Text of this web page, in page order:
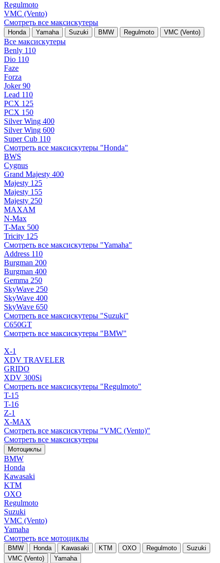
Regulmoto
VMC (Vento)
Смотреть все максискутеры
Honda Yamaha Suzuki BMW Regulmoto VMC (Vento)
Все максискутеры
Benly 110
Dio 110
Faze
Forza
Joker 90
Lead 110
PCX 125
PCX 150
Silver Wing 400
Silver Wing 600
Super Cub 110
Смотреть все максискутеры "Honda"
BWS
Cygnus
Grand Majesty 400
Majesty 125
Majesty 155
Majesty 250
MAXAM
N-Max
T-Max 500
Tricity 125
Смотреть все максискутеры "Yamaha"
Address 110
Burgman 200
Burgman 400
Gemma 250
SkyWave 250
SkyWave 400
SkyWave 650
Смотреть все максискутеры "Suzuki"
C650GT
Смотреть все максискутеры "BMW"
X-1
XDV TRAVELER
GRIDO
XDV 300Si
Смотреть все максискутеры "Regulmoto"
T-15
T-16
Z-1
X-MAX
Смотреть все максискутеры "VMC (Vento)"
Смотреть все максискутеры
Мотоциклы
BMW
Honda
Kawasaki
KTM
OXO
Regulmoto
Suzuki
VMC (Vento)
Yamaha
Смотреть все мотоциклы
BMW Honda Kawasaki KTM OXO Regulmoto
Suzuki
VMC (Vento)
Yamaha